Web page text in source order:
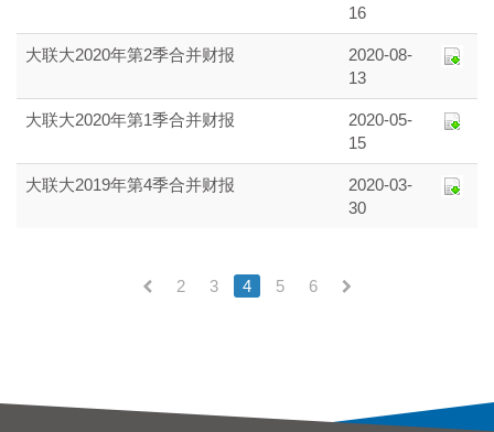
16
大联大2020年第2季合并财报
2020-08-
13
大联大2020年第1季合并财报
2020-05-
15
大联大2019年第4季合并财报
2020-03-
30
2 3 4 (current)
5 6